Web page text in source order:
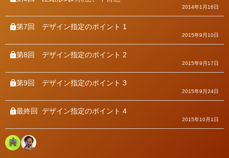
2014年1月16日
第7回 デザイン指定のポイント 1
2015年9月10日
第8回 デザイン指定のポイント 2
2015年9月17日
第9回 デザイン指定のポイント 3
2015年9月24日
最終回 デザイン指定のポイント 4
2015年10月1日